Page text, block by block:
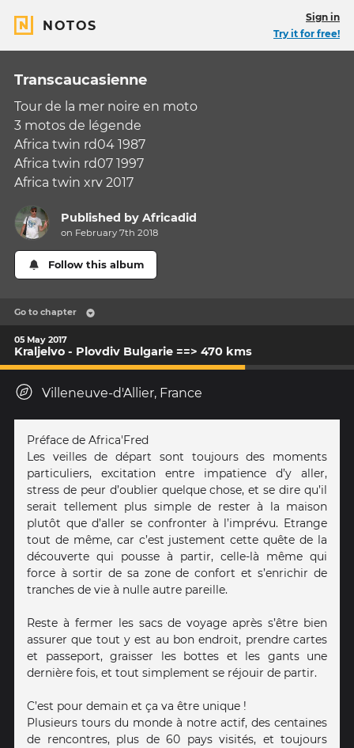
NOTOS
Sign in
Try it for free!
Transcaucasienne
Tour de la mer noire en moto
3 motos de légende
Africa twin rd04 1987
Africa twin rd07 1997
Africa twin xrv 2017
Published byAfricadid
on February 7th 2018
Follow this album
Go to chapter
05 May 2017
Kraljelvo - Plovdiv Bulgarie ==> 470 kms
Villeneuve-d'Allier, France
Préface de Africa'Fred
Les veilles de départ sont toujours des moments
particuliers, excitation entre impatience d’y aller,
stress de peur d’oublier quelque chose, et se dire qu’il
serait tellement plus simple de rester à la maison
plutôt que d’aller se confronter à l’imprévu. Etrange
tout de même, car c’est justement cette quête de la
découverte qui pousse à partir, celle-là même qui
force à sortir de sa zone de confort et s’enrichir de
tranches de vie à nulle autre pareille.
Reste à fermer les sacs de voyage après s’être bien
assurer que tout y est au bon endroit, prendre cartes
et passeport, graisser les bottes et les gants une
dernière fois, et tout simplement se réjouir de partir.
C’est pour demain et ça va être unique !
Plusieurs tours du monde à notre actif, des centaines
de rencontres, plus de 60 pays visités, et toujours